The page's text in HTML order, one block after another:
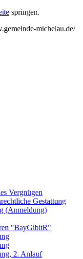
springen.
michelau.de/
Vergnügen
Gestattung
(Anmeldung)
"BayGibitR"
2. Anlauf